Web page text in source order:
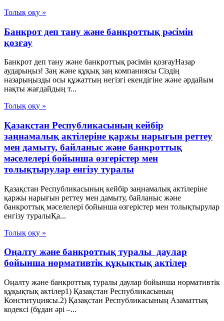
Толық оқу »
Банкрот деп тану және банкроттық рәсімін
қозғау
Банкрот деп тану және банкроттық рәсімін қозғауНазар
аударыңыз! Заң және құқық заң компаниясы Сіздің
назарыңызды осы құжаттың негізгі екендігіне және әрдайым
нақты жағдайдың т...
Толық оқу »
Қазақстан Республикасының кейбір
заңнамалық актілеріне қаржы нарығын реттеу
мен дамыту, байланыс және банкроттық
мәселелері бойынша өзгерістер мен
толықтырулар енгізу туралы
Қазақстан Республикасының кейбір заңнамалық актілеріне
қаржы нарығын реттеу мен дамыту, байланыс және
банкроттық мәселелері бойынша өзгерістер мен толықтырулар
енгізу туралыҚа...
Толық оқу »
Оңалту және банкроттық туралы даулар
бойынша нормативтік құқықтық актілер
Оңалту және банкроттық туралы даулар бойынша нормативтік
құқықтық актілер1) Қазақстан Республикасының
Конституциясы.2) Қазақстан Республикасының Азаматтық
кодексі (бұдан әрі –...